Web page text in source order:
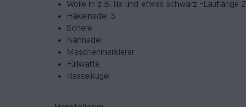
Wolle in z.B. lila und etwas schwarz -Lauflänge
Häkelnadel 3
Schere
Nähnadel
Maschenmarkierer
Füllwatte
Rasselkugel